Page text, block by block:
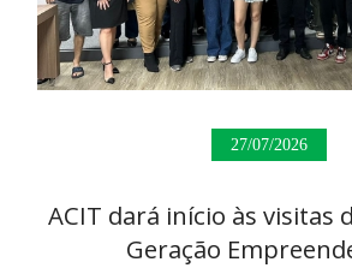
27/07/2026
ACIT dará início às visitas
Geração